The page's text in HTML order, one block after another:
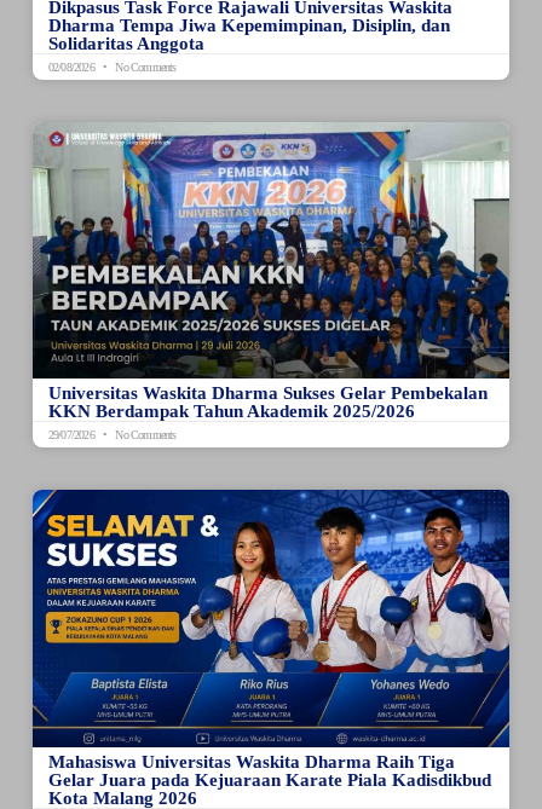
Dikpasus Task Force Rajawali Universitas Waskita
Dharma Tempa Jiwa Kepemimpinan, Disiplin, dan
Solidaritas Anggota
02/08/2026 No Comments
Universitas Waskita Dharma Sukses Gelar Pembekalan
KKN Berdampak Tahun Akademik 2025/2026
29/07/2026 No Comments
Mahasiswa Universitas Waskita Dharma Raih Tiga
Gelar Juara pada Kejuaraan Karate Piala Kadisdikbud
Kota Malang 2026